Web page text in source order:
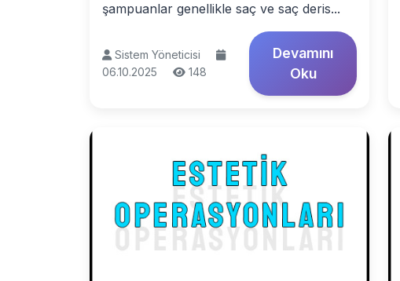
şampuanlar genellikle saç ve saç deris...
Sistem Yöneticisi
06.10.2025
148
Devamını
Oku